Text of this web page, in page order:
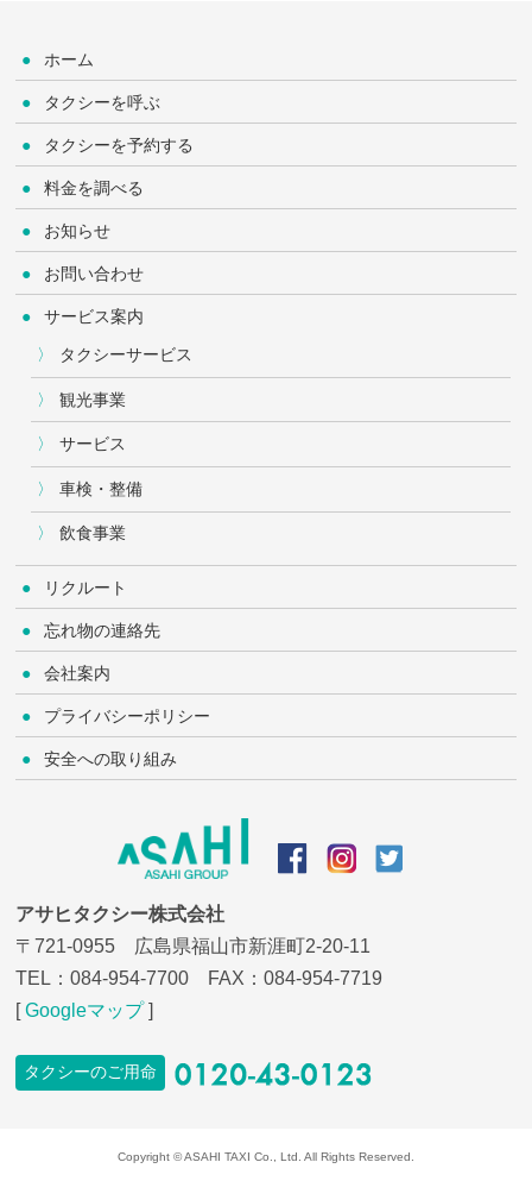
アサヒタクシー株式会社
〒721-0955 広島県福山市新涯町2-20-11
TEL：084-954-7700
FAX：084-954-7719
[Googleマップ]
タクシーのご用命
ホーム
タクシーを呼ぶ
タクシーを予約する
料金を調べる
お知らせ
お問い合わせ
サービス案内
タクシーサービス
観光事業
サービス
車検・整備
飲食事業
リクルート
忘れ物の連絡先
会社案内
プライバシーポリシー
安全への取り組み
Copyright © ASAHI TAXI Co., Ltd. All Rights Reserved.